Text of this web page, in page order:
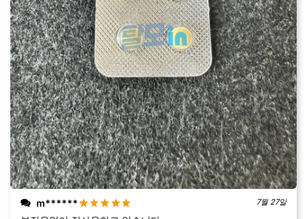
m****** 7월 27일